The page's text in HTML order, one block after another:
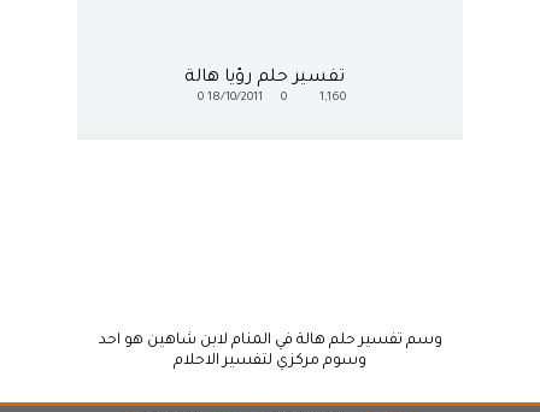
تفسير حلم رؤيا هالة
1,160
0
18/10/2011
0
وسم تفسير حلم هالة في المنام لابن شاهين هو احد
وسوم مركزي لتفسير الاحلام